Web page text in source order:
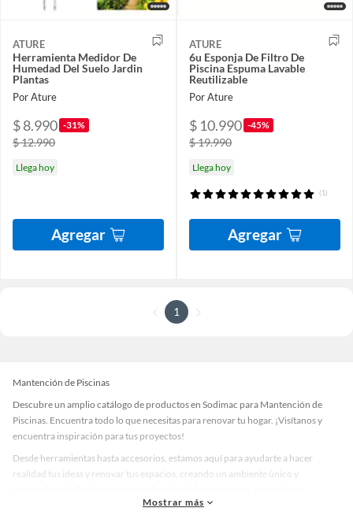
ATURE
Herramienta Medidor De
Humedad Del Suelo Jardin
Plantas
Por Ature
$ 8.990 -31%
$ 12.990
Llega hoy
Agregar
ATURE
6u Esponja De Filtro De
Piscina Espuma Lavable
Reutilizable
Por Ature
$ 10.990 -45%
$ 19.990
Llega hoy
(1)
Agregar
1
Mantención de Piscinas
Descubre un amplio catálogo de productos en Sodimac para Mantención de
Piscinas. Encuentra todo lo que necesitas para renovar tu hogar. ¡Visítanos y
encuentra inspiración para tus proyectos!
Desde herramientas hasta accesorios, estamos aquí para ayudarte a hacer
realidad tus ideas y renovar tus espacios, creando un ambiente único y
accesorios de calidad que te ayudarán a crear un espacio más tú.
Mostrar más